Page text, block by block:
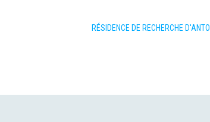
RÉSIDENCE DE RECHERCHE